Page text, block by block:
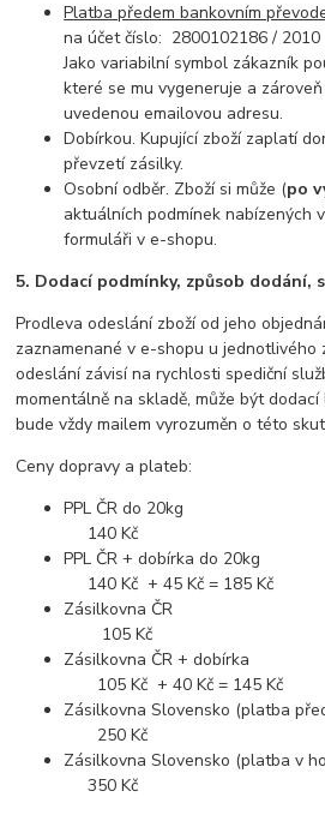
Platba předem bankovním
na účet číslo: 2800102186 / 2010
Jako variabilní symbol zákazník
které se mu vygeneruje a
uvedenou emailovou adresu.
Dobírkou. Kupující zboží zaplatí
převzetí zásilky.
Osobní odběr. Zboží si může (po
aktuálních podmínek nabízených
formuláři v e-shopu.
5. Dodací podmínky, způsob dodání,
Prodleva odeslání zboží od jeho
zaznamenané v e-shopu u jednotlivého
odeslání závisí na rychlosti spediční
momentálně na skladě, může být
bude vždy mailem vyrozuměn o této
Ceny dopravy a plateb:
PPL ČR
140 Kč
PPL ČR +
140 Kč + 45 Kč = 185 Kč
105 Kč
Zásilkovna
105 Kč + 40 Kč = 145 Kč
Zásilkovna Slovensko
250 Kč
Zásilkovna Slovensko
350 Kč